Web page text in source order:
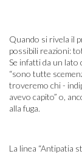
Quando si rivela il
possibili reazioni:
Se infatti da un
“sono tutte
troveremo chi -
avevo capito” o,
alla fuga.
La linea “Antipatia